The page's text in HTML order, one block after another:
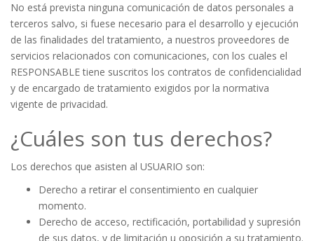
No está prevista ninguna comunicación de datos personales a
terceros salvo, si fuese necesario para el desarrollo y ejecución
de las finalidades del tratamiento, a nuestros proveedores de
servicios relacionados con comunicaciones, con los cuales el
RESPONSABLE tiene suscritos los contratos de confidencialidad
y de encargado de tratamiento exigidos por la normativa
vigente de privacidad.
¿Cuáles son tus derechos?
Los derechos que asisten al USUARIO son:
Derecho a retirar el consentimiento en cualquier
momento.
Derecho de acceso, rectificación, portabilidad y supresión
de sus datos, y de limitación u oposición a su tratamiento.